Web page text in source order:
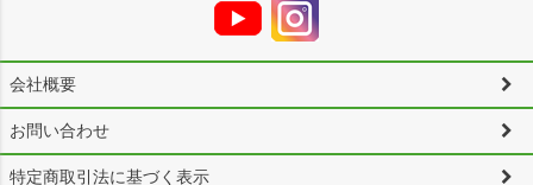
会社概要
お問い合わせ
特定商取引法に基づく表示